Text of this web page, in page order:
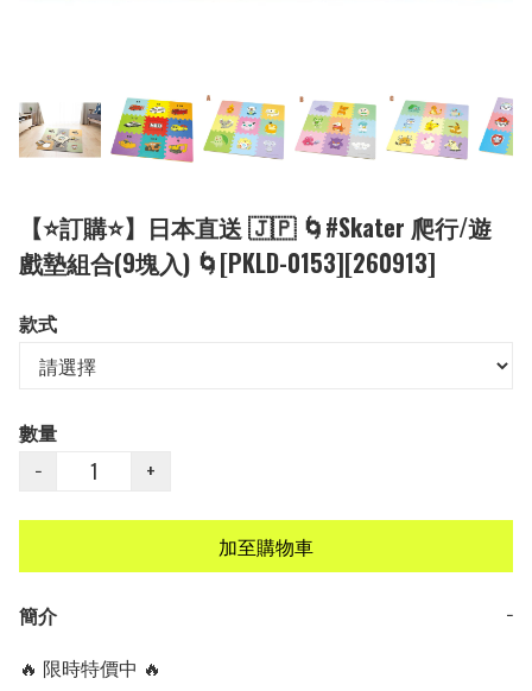
【⭐訂購⭐】日本直送 🇯🇵 🌀#Skater 爬行/遊
戲墊組合(9塊入) 🌀[PKLD-0153][260913]
款式
數量
−
+
加至購物車
簡介
−
🔥 限時特價中 🔥